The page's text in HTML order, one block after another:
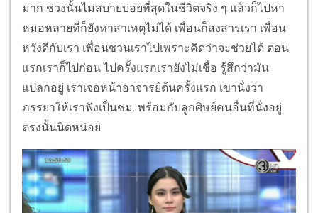
มาก ช่วงนั้นไม่สบายบ่อยที่สุดในชีวิตจริง ๆ แล้วก็ไปหา
หมอหลายที่ก็ยังหาสาเหตุไม่ได้ เพื่อนก็สงสารเรา เพื่อน
หวังดีกับเรา เพื่อนชวนเราไปเพราะคิดว่าจะช่วยได้ ตอน
แรกเราก็ไปก่อน ไปครั้งแรกเรายังไม่เชื่อ รู้สึกว่ามัน
แปลกอยู่ เราเจอหน้าอาจารย์ต้นครั้งแรก เขานั่งว่า
ภรรยาให้เราฟังเป็นชม. พร้อมกับลูกศิษย์คนอื่นที่นั่งอยู่
ตรงนั้นนิดหน่อย